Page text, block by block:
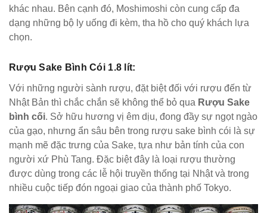
khác nhau. Bên cạnh đó, Moshimoshi còn cung cấp đa
dạng những bộ ly uống đi kèm, tha hồ cho quý khách lựa
chọn.
Rượu Sake Bình Cói 1.8 lít:
Với những người sành rượu, đặt biệt đối với rượu đến từ
Nhật Bản thì chắc chắn sẽ không thể bỏ qua Rượu Sake
bình cối. Sở hữu hương vị êm dịu, đong đầy sự ngọt ngào
của gạo, nhưng ẩn sâu bên trong rượu sake bình cói là sự
mạnh mẽ đặc trưng của Sake, tựa như bản tính của con
người xứ Phù Tang. Đặc biệt đây là loại rượu thường
được dùng trong các lễ hội truyền thống tại Nhật và trong
nhiều cuộc tiếp đón ngoại giao của thành phố Tokyo.